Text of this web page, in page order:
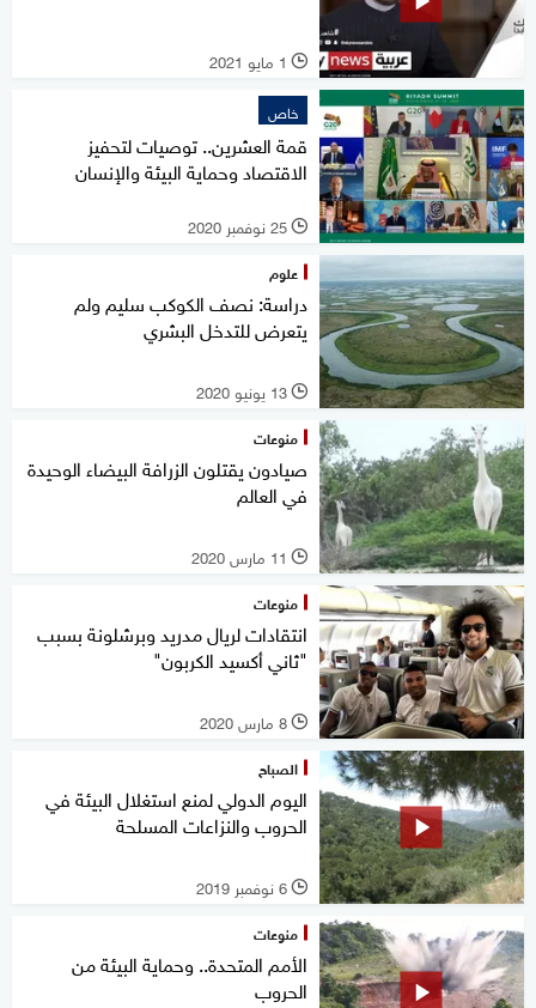
l 1 مايو 2021
خاص
قمة العشرين.. توصيات لتحفيز
الاقتصاد وحماية البيئة والإنسان
l 25 نوفمبر 2020
علوم
دراسة: نصف الكوكب سليم ولم
يتعرض للتدخل البشري
l 13 يونيو 2020
منوعات
صيادون يقتلون الزرافة البيضاء الوحيدة
في العالم
l 11 مارس 2020
منوعات
انتقادات لريال مدريد وبرشلونة بسبب
"ثاني أكسيد الكربون"
l 8 مارس 2020
الصباح
اليوم الدولي لمنع استغلال البيئة في
الحروب والنزاعات المسلحة
l 6 نوفمبر 2019
منوعات
الأمم المتحدة.. وحماية البيئة من
الحروب